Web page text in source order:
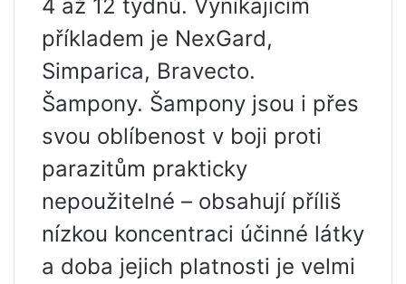
4 až 12 týdnů. Vynikajícím
příkladem je NexGard,
Simparica, Bravecto.
Šampony. Šampony jsou i přes
svou oblíbenost v boji proti
parazitům prakticky
nepoužitelné – obsahují příliš
nízkou koncentraci účinné látky
a doba jejich platnosti je velmi